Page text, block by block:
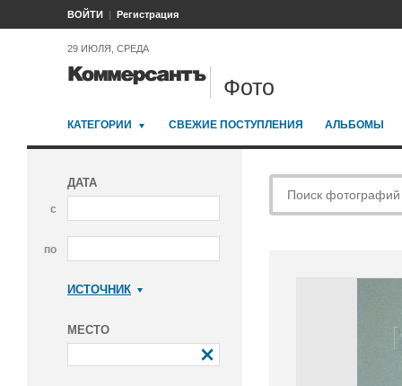
ВОЙТИ Регистрация
29 ИЮЛЯ, СРЕДА
Фото
КАТЕГОРИИ СВЕЖИЕ ПОСТУПЛЕНИЯ АЛЬБОМЫ
ДАТА
с
по
ИСТОЧНИК
МЕСТО